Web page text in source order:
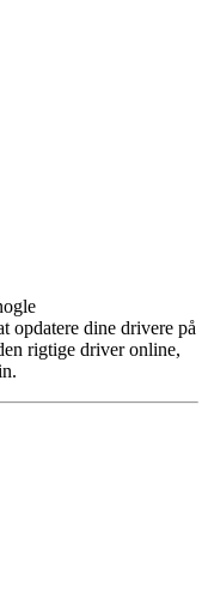
opdatere dine drivere på
rigtige driver online,